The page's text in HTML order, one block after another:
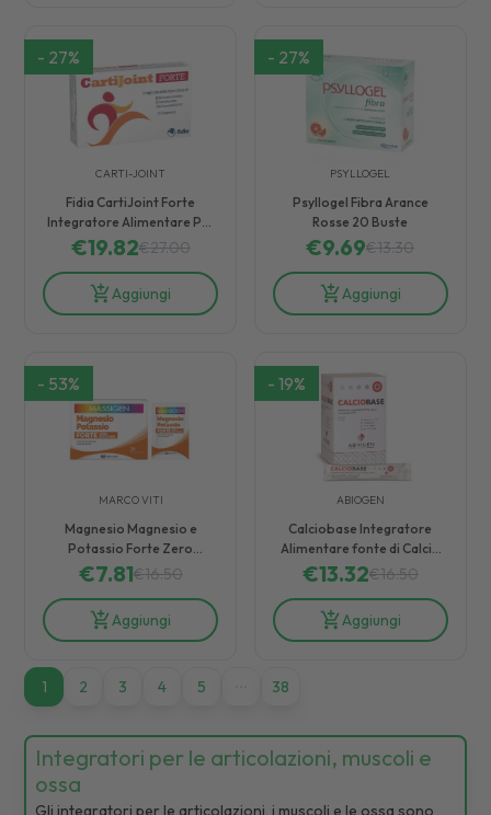
- 27%
CARTI-JOINT
Fidia CartiJoint Forte
Integratore Alimentare Per
Le Articolazioni 20
€19.82€27.00
Aggiungi
- 27%
PSYLLOGEL
Psyllogel Fibra Arance
Rosse 20 Buste
€9.69€13.30
Aggiungi
- 53%
MARCO VITI
Magnesio Magnesio e
Potassio Forte Zero
Zucchero 24 bustine gusto
€7.81€16.50
Aggiungi
- 19%
ABIOGEN
Calciobase Integratore
Alimentare fonte di Calcio
per la Salute Ossea 30 Stick
€13.32€16.50
Aggiungi
11 2 3 4 5 38
Integratori per le articolazioni, muscoli e
ossa
Gli integratori per le articolazioni, i muscoli e le ossa sono